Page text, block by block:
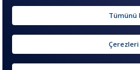
sıkcasorulan